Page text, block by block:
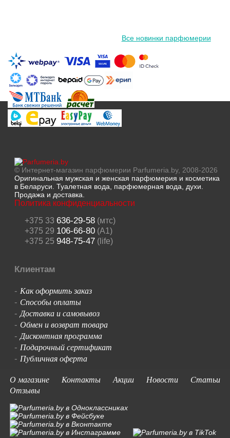
Все новинки парфюмерии
© Интернет-магазин парфюмерии Parfumeria.by, 2008-2026
Оригинальная мужская и женская парфюмерия и косметика
в Беларуси. Туалетная вода, парфюмерная вода, духи.
Продажа и доставка.
Политика конфиденциальности
+375 33 636-29-58(мтс)
+375 29 106-66-80(A1)
+375 25 948-75-47(life)
Клиентам
- Как оформить заказ
- Способы оплаты
-Доставка и самовывоз
- Обмен и возврат товара
-Дисконтная программа
- Подарочный сертификат
- Публичная оферта
О магазине
Контакты Акции Новости
Статьи
Отзывы